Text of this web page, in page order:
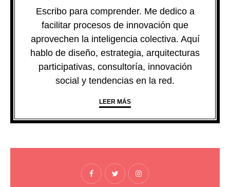
Escribo para comprender. Me dedico a
facilitar procesos de innovación que
aprovechen la inteligencia colectiva. Aquí
hablo de diseño, estrategia, arquitecturas
participativas, consultoría, innovación
social y tendencias en la red.
LEER MÁS